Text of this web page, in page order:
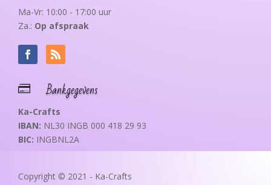
Ma-Vr: 10:00 - 17:00 uur
Za.: Op afspraak
 Bankgegevens
Ka-Crafts
IBAN: NL30 INGB 000 418 29 93
BIC: INGBNL2A
Copyright © 2021 - Ka-Crafts